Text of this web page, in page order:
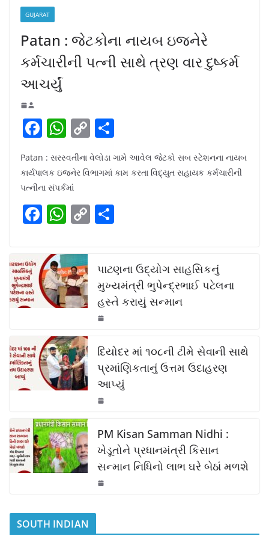
GUJARAT
Patan : જેટકોના નાયબ ઇજનેરે
કર્મચારીની પત્ની સાથે ત્રણ વાર દુષ્કર્મ
આચર્યું
F
c
e
b
o
k
W
h
at
s
A
p
C
o
p
Li
n
h
ar
Patan : સરસ્વતીના વેલોડા ગામે આવેલ જેટકો સબ સ્ટેશનના નાયબ
કાર્યપાલક ઇજનેર વિભાગમાં કામ કરતા વિદ્યુત સહાયક કર્મચારીની
પત્નીના સંપર્કમાં
F
c
e
b
o
o
k
W
at
s
A
p
p
C
y
Li
n
k
e
પાટણના ઉદ્યોગ સાહસિકનું
મુખ્યમંત્રી ભુપેન્દ્રભાઈ પટેલના
હસ્તે કરાયું સન્માન
દિયોદર માં ૧૦૮ની ટીમે સેવાની સાથે
પ્રમાંણિકતાનું ઉત્તમ ઉદાહરણ
આપ્યું
PM Kisan Samman Nidhi :
ખેડૂતોને પ્રધાનમંત્રી કિસાન
સન્માન નિધિનો લાભ ઘરે બેઠાં મળશે
SOUTH INDIAN